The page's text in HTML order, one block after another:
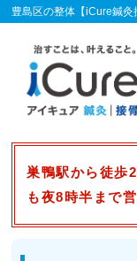
豊島区の整体【iCure鍼
巣鴨駅から徒歩
も夜8時半まで